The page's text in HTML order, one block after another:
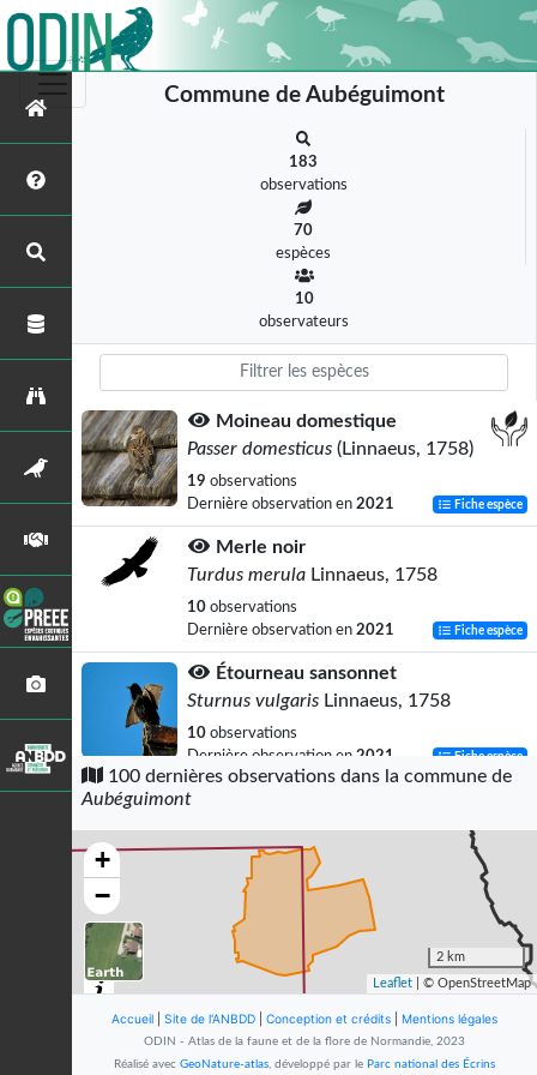
Commune de Aubéguimont
183
observations
70
espèces
10
observateurs
Moineau domestique
Passer domesticus (Linnaeus, 1758)
19 observations
Dernière observation en 2021 Fiche espèce
Merle noir
Turdus merula Linnaeus, 1758
10 observations
Dernière observation en 2021 Fiche espèce
Étourneau sansonnet
Sturnus vulgaris Linnaeus, 1758
10 observations
Dernière observation en 2021 Fiche espèce
Fringilla coelebsLinnaeus, 1758
observations
Dernière observation en2021 Fiche espèce
Chardonneret élégant
Carduelis carduelis (Linnaeus, 1758)
Faisan de Colchide
100 dernières observations dans la commune de
Aubéguimont
+
−
2 km
Leaflet | © OpenStreetMap
Accueil Site de l'ANBDD Conception et crédits Mentions légales
ODIN - Atlas de la faune et de la flore de Normandie, 2023
Réalisé avec GeoNature-atlas, développé par le Parc national des Écrins